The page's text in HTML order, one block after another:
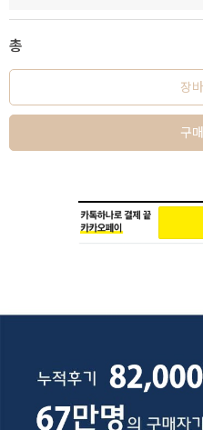
총
장
구